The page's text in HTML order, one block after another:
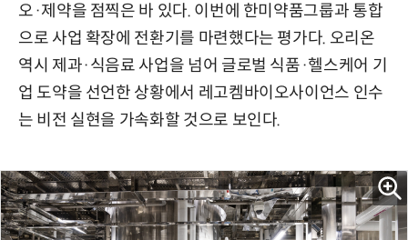
오·제약을 점찍은 바 있다. 이번에 한미약품그룹과 통합
으로 사업 확장에 전환기를 마련했다는 평가다. 오리온
역시 제과·식음료 사업을 넘어 글로벌 식품·헬스케어 기
업 도약을 선언한 상황에서 레고켐바이오사이언스 인수
는 비전 실현을 가속화할 것으로 보인다.